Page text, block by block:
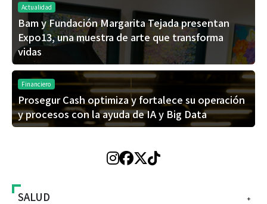
Actualidad
Bam y Fundación Margarita Tejada presentan
Expo13, una muestra de arte que transforma
vidas
Financiero
Prosegur Cash optimiza y fortalece su operación
y procesos con la ayuda de IA y Big Data
+
SALUD